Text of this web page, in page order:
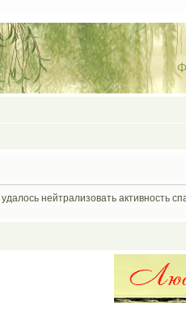
нейтрализовать активность